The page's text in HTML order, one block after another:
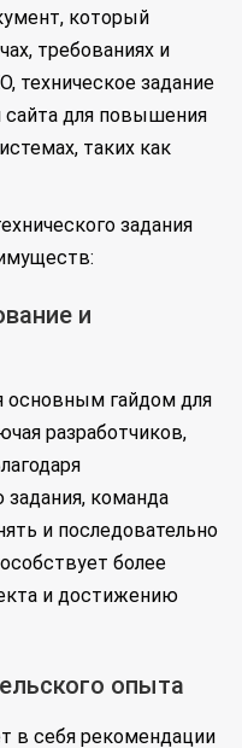
который
требованиях и
техническое задание
сайта для повышения
таких как
задания
и
основным гайдом для
разработчиков,
команда
и последовательно
более
и достижению
опыта
в себя рекомендации